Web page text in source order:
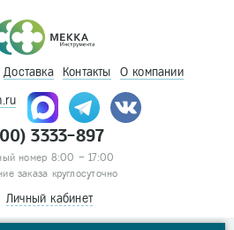
Доставка Контакты О компании
3333-897
номер 8:00 – 17:00
заказа круглосуточно
Личный кабинет